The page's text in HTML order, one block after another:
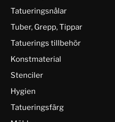
Tatueringsnålar
Tuber, Grepp, Tippar
Tatuerings tillbehör
Konstmaterial
Stenciler
Hygien
Tatueringsfärg